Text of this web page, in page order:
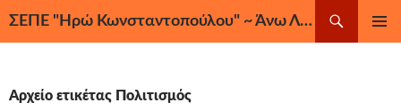
ΣΕΠΕ "Ηρώ Κωνσταντοπούλου" ~ Άνω Λιόσια, Ζεφύρι, Φυλή
Αρχείο ετικέτας Πολιτισμός